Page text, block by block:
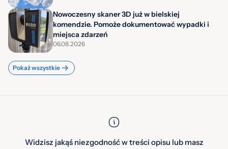
Nowoczesny skaner 3D już w bielskiej
komendzie. Pomoże dokumentować wypadki i
miejsca zdarzeń
06.08.2026
Pokaż wszystkie
Widzisz jakąś niezgodność w treści opisu lub masz